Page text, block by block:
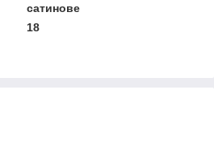
сатинове
18